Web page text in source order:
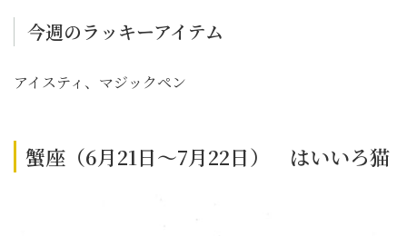
今週のラッキーアイテム
アイスティ、マジックペン
蟹座（6月21日～7月22日） はいいろ猫